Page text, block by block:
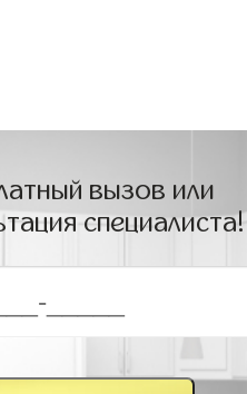
вызов или
специалиста!